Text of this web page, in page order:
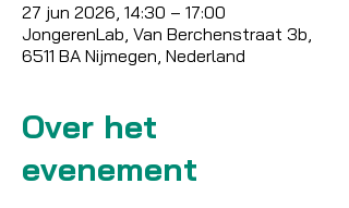
27 jun 2026, 14:30 – 17:00
JongerenLab, Van Berchenstraat 3b,
6511 BA Nijmegen, Nederland
Over het
evenement